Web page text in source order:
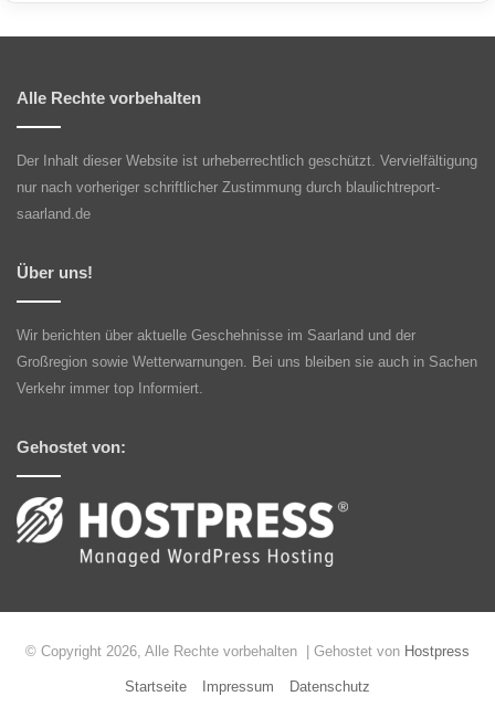
Alle Rechte vorbehalten
Der Inhalt dieser Website ist urheberrechtlich geschützt. Vervielfältigung
nur nach vorheriger schriftlicher Zustimmung durch blaulichtreport-
saarland.de
Über uns!
Wir berichten über aktuelle Geschehnisse im Saarland und der
Großregion sowie Wetterwarnungen. Bei uns bleiben sie auch in Sachen
Verkehr immer top Informiert.
Gehostet von:
© Copyright 2026, Alle Rechte vorbehalten | Gehostet von Hostpress
Startseite Impressum Datenschutz